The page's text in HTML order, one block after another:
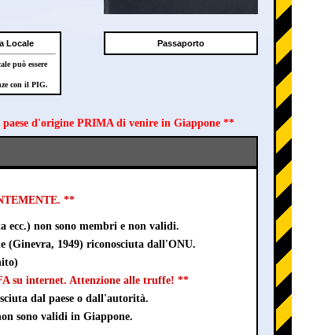
Locale
può essere
con il PIG.
Passaporto
d'origine PRIMA di venire in Giappone **
**
ecc.) non sono membri e non validi.
(Ginevra, 1949) riconosciuta dall'ONU.
su internet. Attenzione alle truffe! **
dal paese o dall'autorità.
sono validi in Giappone.